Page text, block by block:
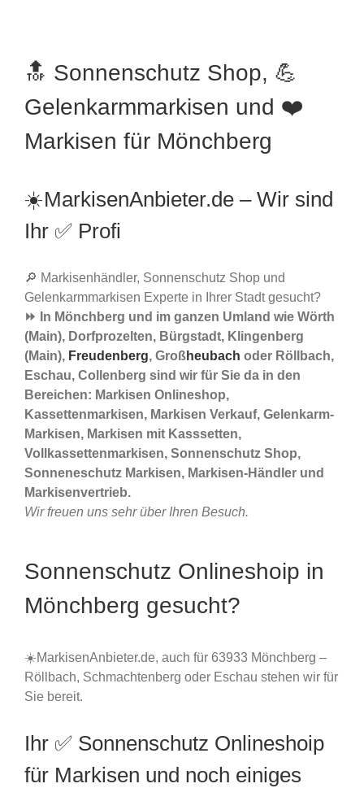
🔝 Sonnenschutz Shop, 💪
Gelenkarmmarkisen und ❤️
Markisen für Mönchberg
☀️MarkisenAnbieter.de – Wir sind
Ihr ✅ Profi
🔎 Markisenhändler, Sonnenschutz Shop und
Gelenkarmmarkisen Experte in Ihrer Stadt gesucht?
⏩ In Mönchberg und im ganzen Umland wie Wörth
(Main), Dorfprozelten, Bürgstadt, Klingenberg
(Main), Freudenberg, Großheubach oder Röllbach,
Eschau, Collenberg sind wir für Sie da in den
Bereichen: Markisen Onlineshop,
Kassettenmarkisen, Markisen Verkauf, Gelenkarm-
Markisen, Markisen mit Kasssetten,
Vollkassettenmarkisen, Sonnenschutz Shop,
Sonneneschutz Markisen, Markisen-Händler und
Markisenvertrieb.
Wir freuen uns sehr über Ihren Besuch.
Sonnenschutz Onlineshoip in
Mönchberg gesucht?
☀️MarkisenAnbieter.de, auch für 63933 Mönchberg –
Röllbach, Schmachtenberg oder Eschau stehen wir für
Sie bereit.
Ihr ✅ Sonnenschutz Onlineshoip
für Markisen und noch einiges